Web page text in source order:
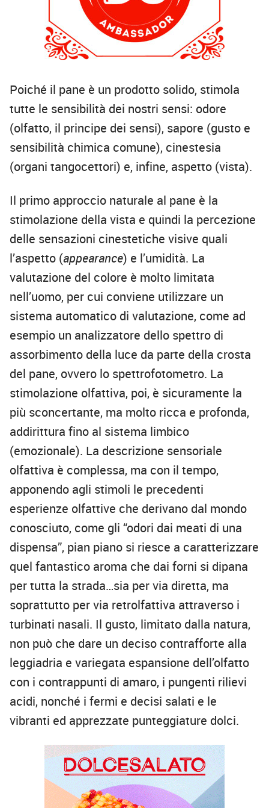
Poiché il pane è un prodotto solido, stimola
tutte le sensibilità dei nostri sensi: odore
(olfatto, il principe dei sensi), sapore (gusto e
sensibilità chimica comune), cinestesia
(organi tangocettori) e, infine, aspetto (vista).
Il primo approccio naturale al pane è la
stimolazione della vista e quindi la percezione
delle sensazioni cinestetiche visive quali
l’aspetto (appearance) e l’umidità. La
valutazione del colore è molto limitata
nell’uomo, per cui conviene utilizzare un
sistema automatico di valutazione, come ad
esempio un analizzatore dello spettro di
assorbimento della luce da parte della crosta
del pane, ovvero lo spettrofotometro. La
stimolazione olfattiva, poi, è sicuramente la
più sconcertante, ma molto ricca e profonda,
addirittura fino al sistema limbico
(emozionale). La descrizione sensoriale
olfattiva è complessa, ma con il tempo,
apponendo agli stimoli le precedenti
esperienze olfattive che derivano dal mondo
conosciuto, come gli “odori dai meati di una
dispensa”, pian piano si riesce a caratterizzare
quel fantastico aroma che dai forni si dipana
per tutta la strada…sia per via diretta, ma
soprattutto per via retrolfattiva attraverso i
turbinati nasali. Il gusto, limitato dalla natura,
non può che dare un deciso contrafforte alla
leggiadria e variegata espansione dell’olfatto
con i contrappunti di amaro, i pungenti rilievi
acidi, nonché i fermi e decisi salati e le
vibranti ed apprezzate punteggiature dolci.